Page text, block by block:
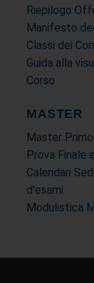
Riepilogo
Manifesto
Classi dei
Guida alla
Corso
MASTER
Master
Prova Finale
Calendari
d'esami
Modulistica